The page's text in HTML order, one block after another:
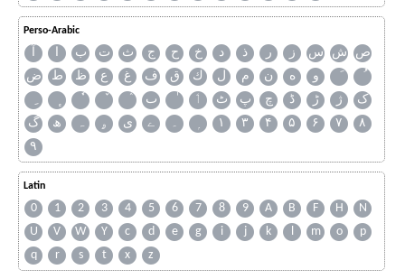
Perso-Arabic
آ ا ب ت ث ج ح خ د ذ ر ز س ش ص
ض
ط ظ ع غ ف ق ك ل م ن ه
و
ٮ
ٲ ٹ پ چ ڈ ڑ ژ
ک
گ
ھ ہ ۄ ی ے ۔ ۱ ۳ ۴ ۵ ۶ ۷
۸
۹
Latin
0 1 2 3 4 5 6 7 8 9 A B F H
N
U
V W Y c d e g i j k l m o
p
q
r s t x z